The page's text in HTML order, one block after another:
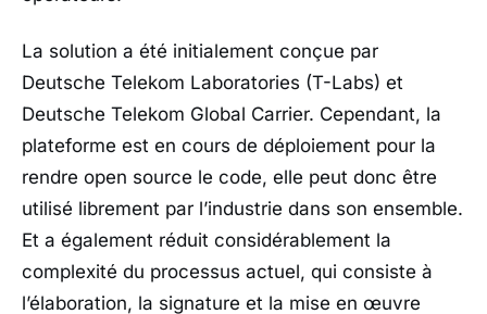
La solution a été initialement conçue par
Deutsche Telekom Laboratories (T-Labs) et
Deutsche Telekom Global Carrier. Cependant, la
plateforme est en cours de déploiement pour la
rendre open source le code, elle peut donc être
utilisé librement par l’industrie dans son ensemble.
Et a également réduit considérablement la
complexité du processus actuel, qui consiste à
l’élaboration, la signature et la mise en œuvre